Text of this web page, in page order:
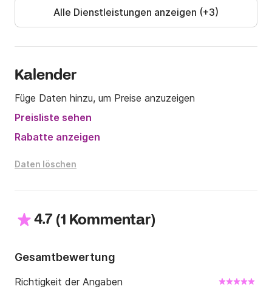
Alle Dienstleistungen anzeigen (+3)
Kalender
Füge Daten hinzu, um Preise anzuzeigen
Preisliste sehen
Rabatte anzeigen
Daten löschen
4.7 (1 Kommentar)
Gesamtbewertung
Richtigkeit der Angaben